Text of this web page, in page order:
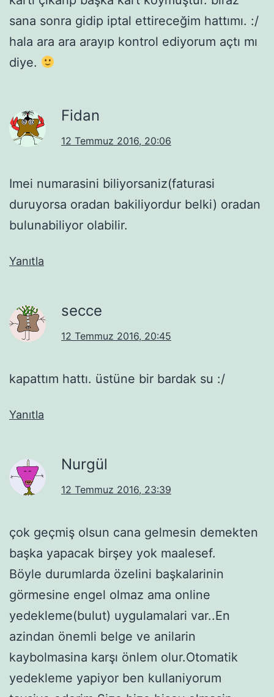
sana sonra gidip iptal ettireceğim hattımı. :/
hala ara ara arayıp kontrol ediyorum açtı mı
diye.
Fidan
12 Temmuz 2016, 20:06
Imei numarasini biliyorsaniz(faturasi
duruyorsa oradan bakiliyordur belki) oradan
bulunabiliyor olabilir.
Yanıtla
secce
12 Temmuz 2016, 20:45
kapattım hattı. üstüne bir bardak su :/
Yanıtla
Nurgül
12 Temmuz 2016, 23:39
çok geçmiş olsun cana gelmesin demekten
başka yapacak birşey yok maalesef.
Böyle durumlarda özelini başkalarinin
görmesine engel olmaz ama online
yedekleme(bulut) uygulamalari var..En
azindan önemli belge ve anilarin
kaybolmasina karşı önlem olur.Otomatik
yedekleme yapiyor ben kullaniyorum